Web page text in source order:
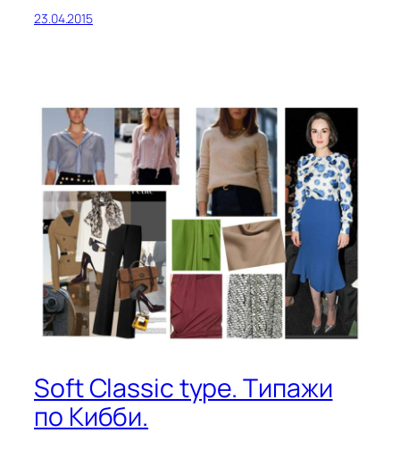
23.04.2015
Soft Classic type. Типажи
по Кибби.